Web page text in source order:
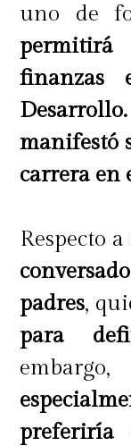
uno de
finanzas
Desarrollo.
manifestó
carrera en
Respecto
padres,
para
embargo,